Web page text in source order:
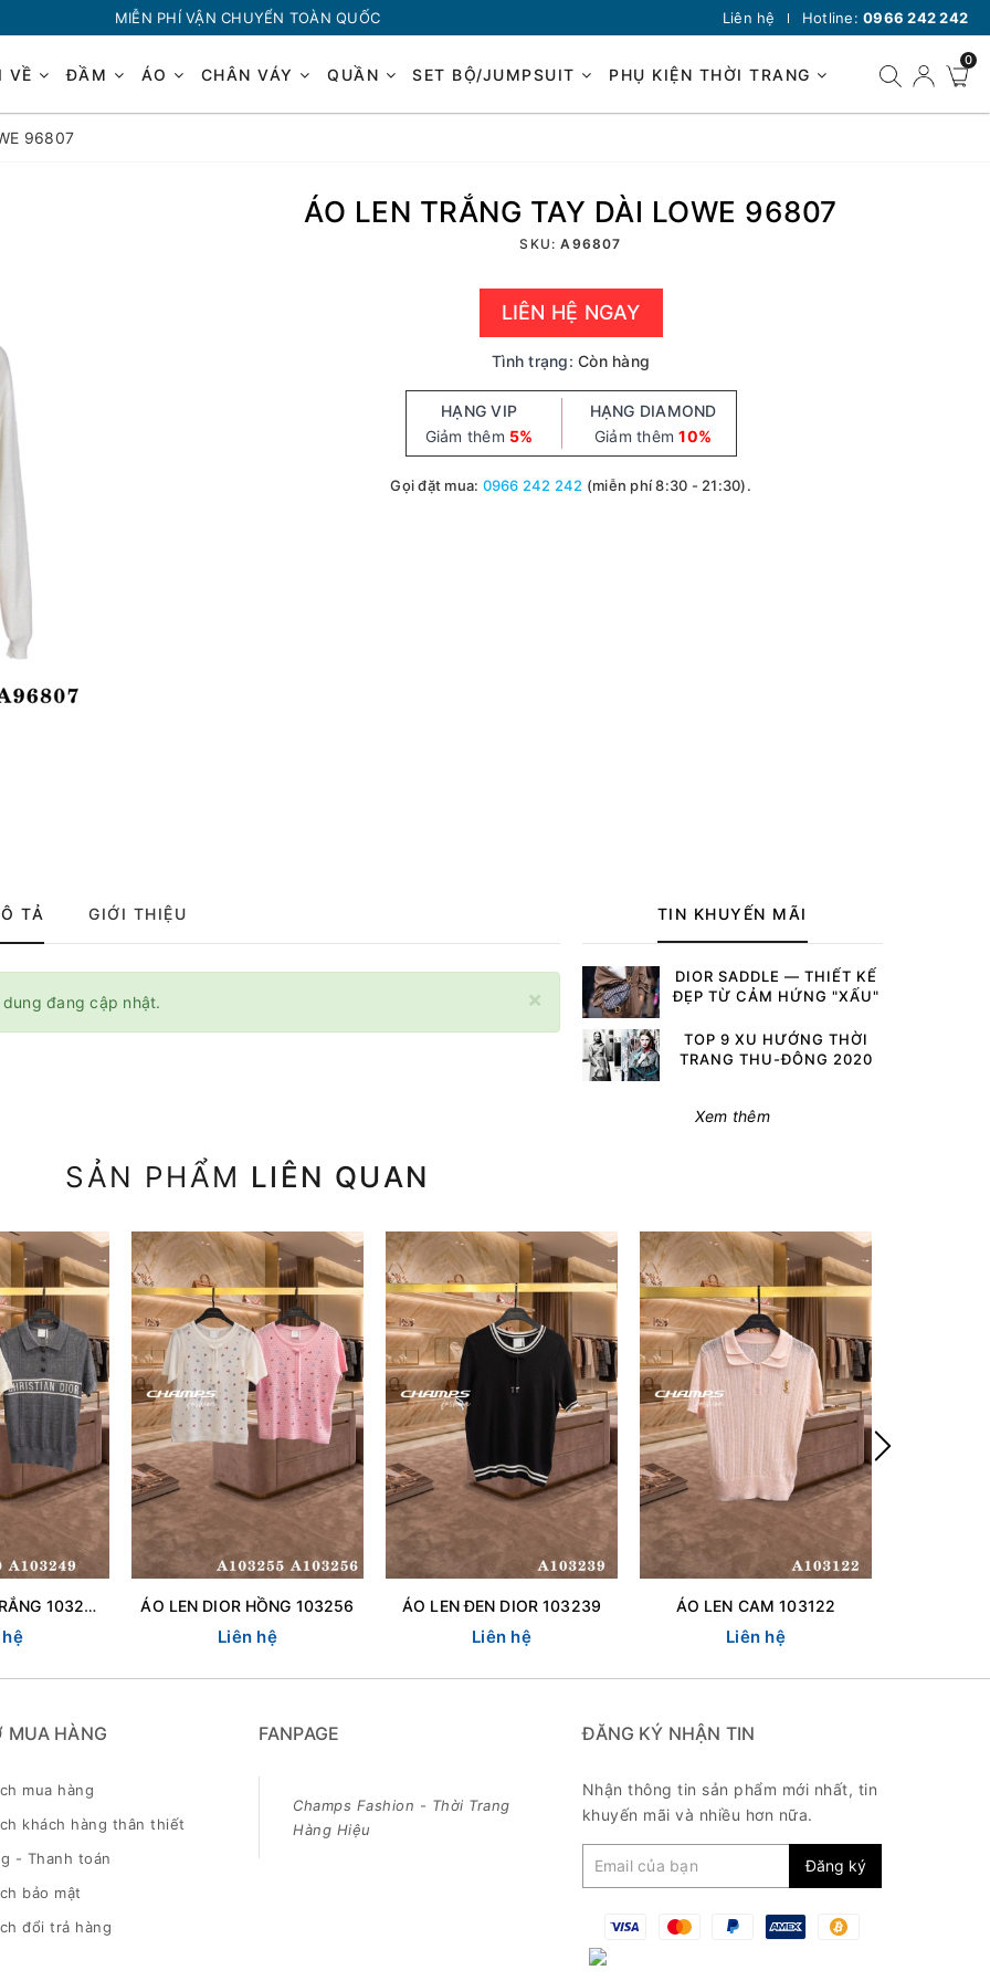
MIỄN PHÍ VẬN CHUYỂN TOÀN QUỐC Liên hệ Hotline: 0966 242 242
VỀ ĐẦM ÁO CHÂN VÁY QUẦN SET BỘ/JUMPSUIT PHỤ KIỆN THỜI TRANG
0
96807
ÁO LEN TRẮNG TAY DÀI LOWE 96807
SKU:A96807
LIÊN HỆ NGAY
Tình trạng: Còn hàng
HẠNG VIP
Giảm thêm 5%
HẠNG DIAMOND
Giảm thêm10%
Gọi đặt mua: 0966 242 242 (miễn phí 8:30 - 21:30).
TẢ GIỚI THIỆU
×
dung đang cập nhật.
TIN KHUYẾN MÃI
DIOR SADDLE — THIẾT KẾ
ĐẸP TỪ CẢM HỨNG "XẤU"
TOP 9 XU HƯỚNG THỜI
TRANG THU-ĐÔNG 2020
Xem thêm
SẢN PHẨM LIÊN QUAN
ÁO LEN DIOR TRẮNG 103250 ÁO LEN DIOR HỒNG 103256
Liên hệ
ÁO LEN ĐEN DIOR 103239
Liên hệ
ÁO LEN CAM 103122
Liên hệ
MUA HÀNG
mua hàng
khách hàng thân thiết
- Thanh toán
bảo mật
đổi trả hàng
FANPAGE
Champs Fashion - Thời Trang
Hàng Hiệu
ĐĂNG KÝ NHẬN TIN
Nhận thông tin sản phẩm mới nhất, tin
khuyến mãi và nhiều hơn nữa.
Đăng ký